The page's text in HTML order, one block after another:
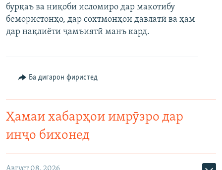
Ҳамаи сомонаҳои RFE/RL
бурқаъ ва ниқоби исломиро дар макотибу
бемористонҳо, дар сохтмонҳои давлатӣ ва ҳам
дар нақлиёти ҷамъиятӣ манъ кард.
Ба дигарон фиристед
Ҳамаи хабарҳои имрӯзро дар
инҷо бихонед